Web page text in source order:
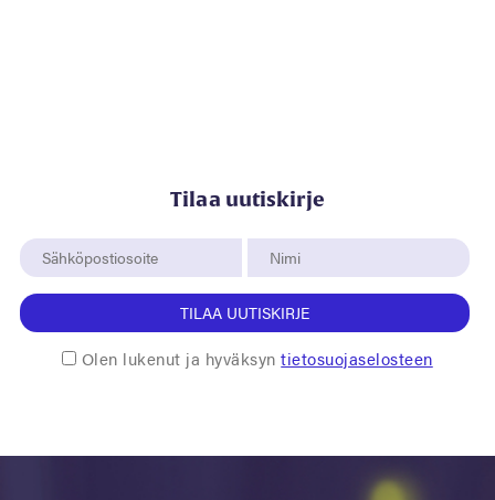
Tilaa uutiskirje
TILAA UUTISKIRJE
Olen lukenut ja hyväksyntietosuojaselosteen